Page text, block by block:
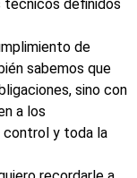
técnicos definidos
de
sabemos que
sino con
a los
control y toda la